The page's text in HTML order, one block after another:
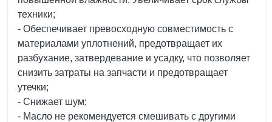
техники;
- Обеспечивает превосходную совместимость с
материалами уплотнений, предотвращает их
разбухание, затвердевание и усадку, что позволяет
снизить затраты на запчасти и предотвращает
утечки;
- Снижает шум;
- Масло не рекомендуется смешивать с другими